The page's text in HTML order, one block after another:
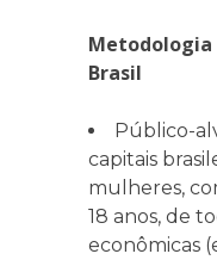
Metodologia
Brasil
Público-
capitais
mulheres,
18 anos, de
econômicas